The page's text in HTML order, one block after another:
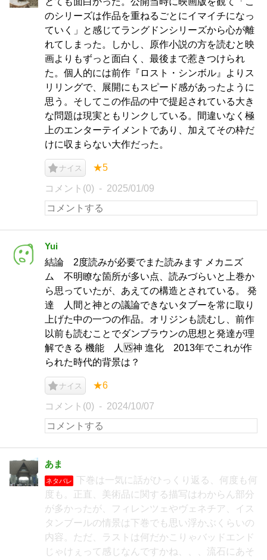
のシリーズは作品を重ねるごとにイマイチになっ
ていく」と感じてラングドンシリーズから心が離
れてしまった。しかし、原作小説の方を読むと映
画よりもずっと面白く、最後まで惹きつけられ
た。個人的には前作『ロスト・シンボル』よりス
リリングで、展開にもスピード感があったように
思う。そしてこの作品の中で提起されている大き
な問題は現実ともリンクしている。間違いなく極
上のエンターテイメントであり、加えてその枠だ
けに収まらない大作だった。
ナイス ★5
コメント(0) 2025/01/09
Yui
結論 2度読みが必要でまた読みます メカニズ
ム 不明瞭な箇所が多い点、読みづらいと上巻か
ら思っていたが、あえての構造とされている。 発
達 人間と神との議論できないタブーを常に取り
上げた中の一つの作品。オリジンも読むし、前作
以前も読むことでダンブラウンの思想と発達が理
解できる 機能 人🆚神 進化 2013年でこれが作
られた時代的背景は？
ナイス ★6
コメント(0) 2024/10/07
あま
ネタバレ
下巻は一気に話がひっくり返る、何度も何
度も。正直、美術品に関する描写はわからん部分
が多かったが、フィレンツェやヴェネチア、イス
タンブールの情景は下巻でも思い浮かぶくらいの
内容。ただ、ラストは何だかこりゃバッドエンド
じゃけぇって感じなんですかね、、、流石にあそ